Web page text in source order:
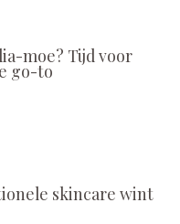
moe? Tijd voor
go-to
skincare wint